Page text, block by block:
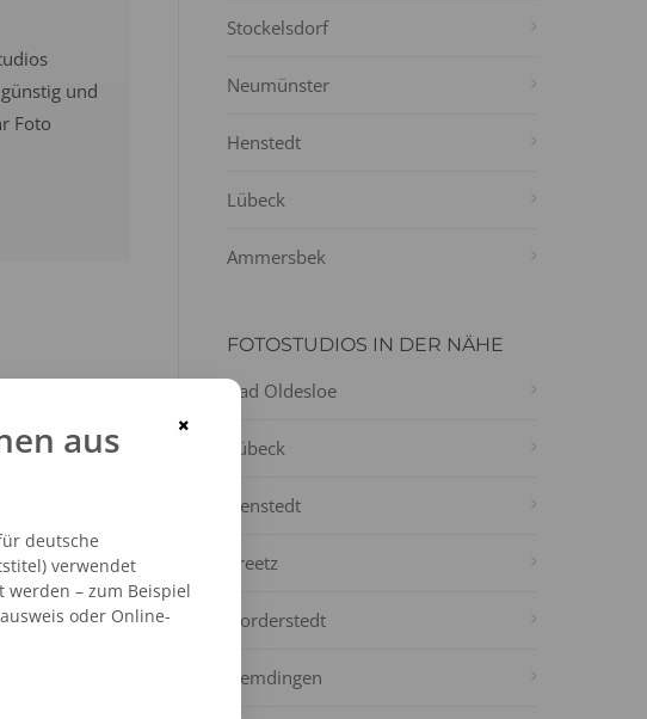
und
Foto
und
Fotofix-
Stockelsdorf
Neumünster
Henstedt
Lübeck
Ammersbek
FOTOSTUDIOS IN DER NÄHE
Bad Oldesloe
Lübeck
Henstedt
Preetz
Norderstedt
Hemdingen
×
aus
deutsche
verwendet
– zum Beispiel
oder Online-